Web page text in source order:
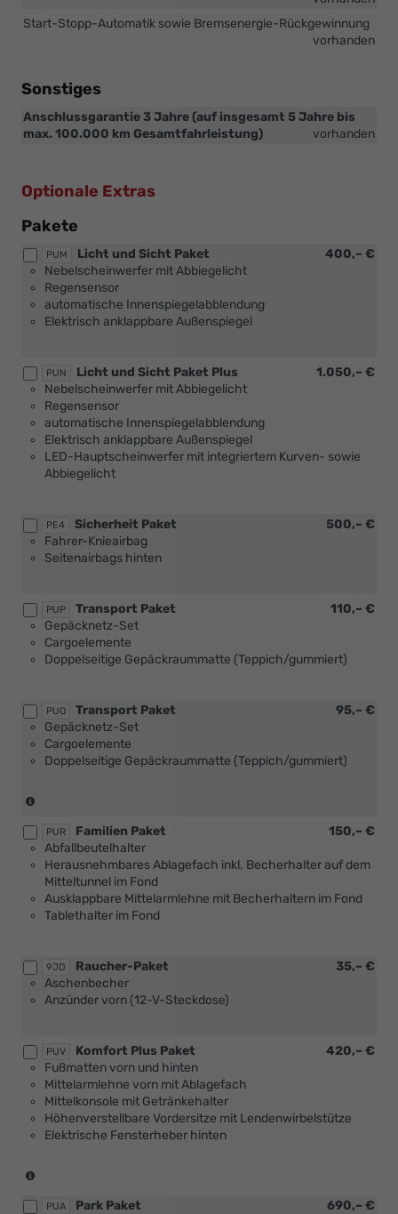
85
110
kW)
Start-Stopp-Automatik sowie Bremsenergie-Rückgewinnung
vorhanden
Sonstiges
Anschlussgarantie 3 Jahre (auf insgesamt 5 Jahre bis
max. 100.000 km Gesamtfahrleistung)
vorhanden
Optionale Extras
Pakete
PUM 400,– €
Licht und Sicht Paket
Nebelscheinwerfer mit Abbiegelicht
Regensensor
automatische Innenspiegelabblendung
Elektrisch anklappbare Außenspiegel
PUN 1.050,– €
Licht und Sicht Paket Plus
Nebelscheinwerfer mit Abbiegelicht
Regensensor
automatische Innenspiegelabblendung
Elektrisch anklappbare Außenspiegel
LED-Hauptscheinwerfer mit integriertem Kurven- sowie
Abbiegelicht
PE4 500,– €
Sicherheit Paket
Fahrer-Knieairbag
Seitenairbags hinten
PUP 110,– €
Transport Paket
Gepäcknetz-Set
Cargoelemente
Doppelseitige Gepäckraummatte (Teppich/gummiert)
PUQ 95,– €
Transport Paket
Gepäcknetz-Set
Cargoelemente
Doppelseitige Gepäckraummatte (Teppich/gummiert)
Verbindung
mit
[3GD]
Variabler
Ladeboden
im
PUR 150,– €
Familien Paket
Abfallbeutelhalter
Herausnehmbares Ablagefach inkl. Becherhalter auf dem
Mitteltunnel im Fond
Ausklappbare Mittelarmlehne mit Becherhaltern im Fond
Tablethalter im Fond
9JD 35,– €
Raucher-Paket
Aschenbecher
Anzünder vorn (12-V-Steckdose)
PUV 420,– €
Komfort Plus Paket
Fußmatten vorn und hinten
Mittelarmlehne vorn mit Ablagefach
Mittelkonsole mit Getränkehalter
Höhenverstellbare Vordersitze mit Lendenwirbelstütze
Elektrische Fensterheber hinten
Verbindung
PUA 690,– €
Park Paket